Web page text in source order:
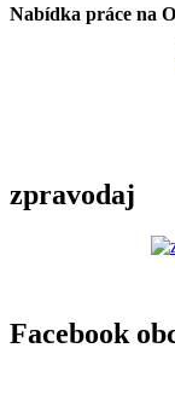
Nabídka práce na
zpravodaj
Facebook